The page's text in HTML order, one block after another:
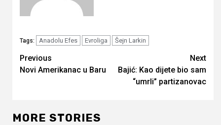
Tags: Anadolu Efes Evroliga Šejn Larkin
Continue
Reading
Previous
Novi Amerikanac u Baru
Next
Bajić: Kao dijete bio sam
“umrli” partizanovac
MORE STORIES